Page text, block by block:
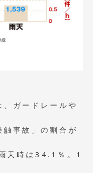
ガードレールや
事故」の割合が
天時は34.1％。1